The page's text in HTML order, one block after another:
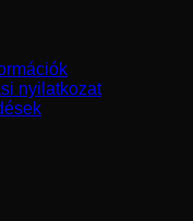
nyilatkozat